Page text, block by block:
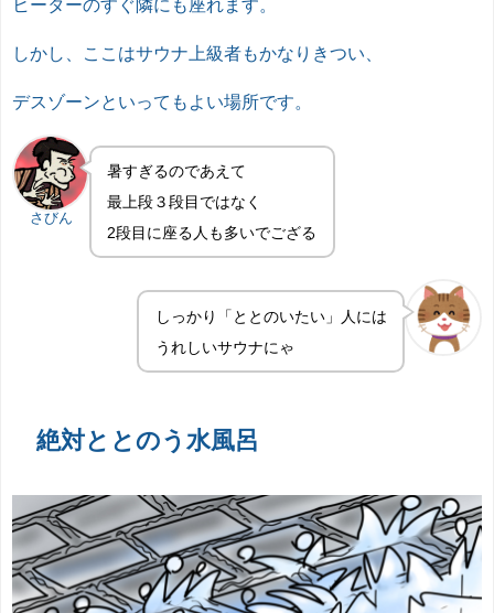
ヒーターのすぐ隣にも座れます。
しかし、ここはサウナ上級者もかなりきつい、
デスゾーンといってもよい場所です。
さびん
暑すぎるのであえて
最上段３段目ではなく
2段目に座る人も多いでござる
しっかり「ととのいたい」人には
うれしいサウナにゃ
絶対ととのう水風呂